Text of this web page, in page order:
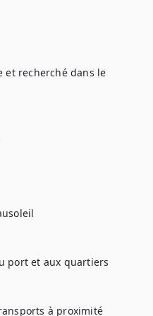
et recherché dans le
port et aux quartiers
à proximité